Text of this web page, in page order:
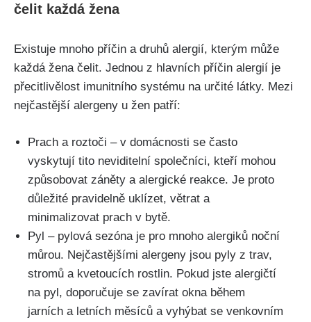
čelit každá žena
Existuje mnoho příčin a druhů‌ alergií, kterým může
každá žena ⁣čelit. Jednou z hlavních příčin alergií ‍je
přecitlivělost imunitního systému na určité látky. Mezi
nejčastější alergeny u žen ⁢patří:
Prach ⁢a⁤ roztoči – v domácnosti se často
vyskytují tito neviditelní společníci, kteří mohou
způsobovat záněty a alergické reakce. Je proto
důležité pravidelně uklízet, větrat a
minimalizovat prach v bytě.
Pyl – pylová⁢ sezóna ⁤je pro mnoho alergiků noční
můrou. Nejčastějšími alergeny jsou pyly z trav,
stromů a kvetoucích rostlin. Pokud jste alergičtí
na pyl, doporučuje​ se ​zavírat okna během
jarních ⁢a letních měsíců a vyhýbat se ‌venkovním